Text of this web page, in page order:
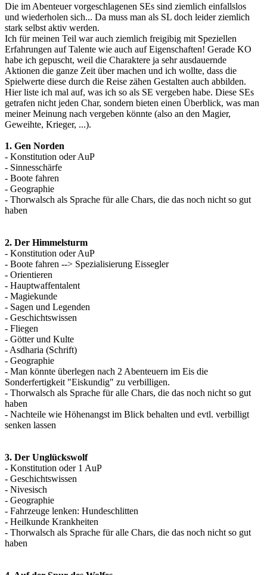
Die im Abenteuer vorgeschlagenen SEs sind ziemlich einfallslos
und wiederholen sich... Da muss man als SL doch leider ziemlich
stark selbst aktiv werden.
Ich für meinen Teil war auch ziemlich freigibig mit Speziellen
Erfahrungen auf Talente wie auch auf Eigenschaften! Gerade KO
habe ich gepuscht, weil die Charaktere ja sehr ausdauernde
Aktionen die ganze Zeit über machen und ich wollte, dass die
Spielwerte diese durch die Reise zähen Gestalten auch abbilden.
Hier liste ich mal auf, was ich so als SE vergeben habe. Diese SEs
getrafen nicht jeden Char, sondern bieten einen Überblick, was man
meiner Meinung nach vergeben könnte (also an den Magier,
Geweihte, Krieger, ...).
1. Gen Norden
- Konstitution oder AuP
- Sinnesschärfe
- Boote fahren
- Geographie
- Thorwalsch als Sprache für alle Chars, die das noch nicht so gut
haben
2. Der Himmelsturm
- Konstitution oder AuP
- Boote fahren --> Spezialisierung Eissegler
- Orientieren
- Hauptwaffentalent
- Magiekunde
- Sagen und Legenden
- Geschichtswissen
- Fliegen
- Götter und Kulte
- Asdharia (Schrift)
- Geographie
- Man könnte überlegen nach 2 Abenteuern im Eis die
Sonderfertigkeit "Eiskundig" zu verbilligen.
- Thorwalsch als Sprache für alle Chars, die das noch nicht so gut
haben
- Nachteile wie Höhenangst im Blick behalten und evtl. verbilligt
senken lassen
3. Der Unglückswolf
- Konstitution oder 1 AuP
- Geschichtswissen
- Nivesisch
- Geographie
- Fahrzeuge lenken: Hundeschlitten
- Heilkunde Krankheiten
- Thorwalsch als Sprache für alle Chars, die das noch nicht so gut
haben